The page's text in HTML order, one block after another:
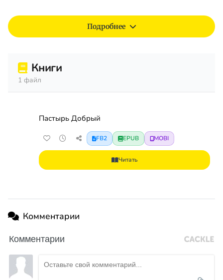
Подробнее
Книги
1 файл
Пастырь Добрый
FB2 EPUB MOBI
Читать
Комментарии
Комментарии